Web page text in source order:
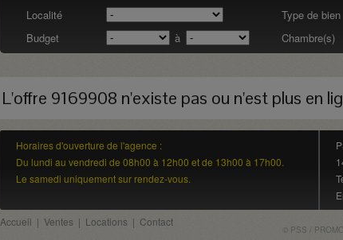
Localité
Type de bien
Budget
à Chambre(s)
L'offre 9169908 n'existe pas ou n'est plus en
Horaires d'ouverture de l'agence :
Du lundi au vendredi de 08h00 à 12h00 et de 13h00 à 17h00.
Le samedi uniquement sur rendez-vous.
Accueil | Ventes | Locations | Contact
© PSS /